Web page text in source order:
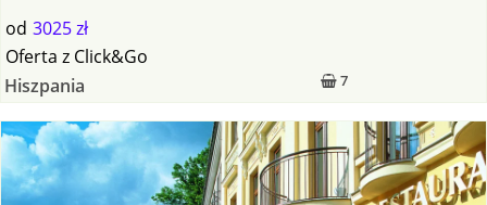
od 3025 zł
7
Oferta z Click&Go
Hiszpania